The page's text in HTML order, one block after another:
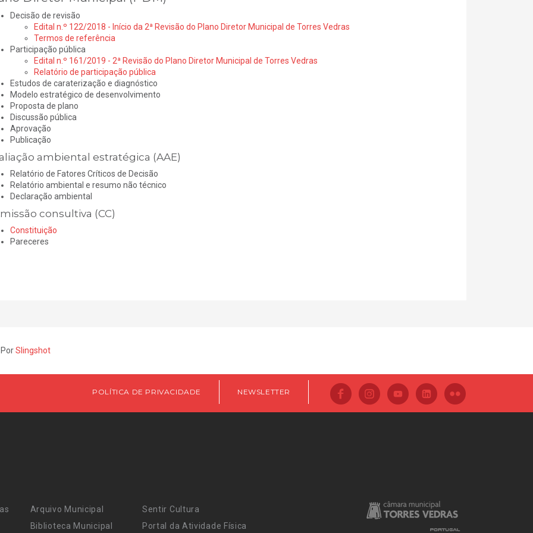
Decisão de revisão
Edital n.º 122/2018 - Início da 2ª Revisão do Plano Diretor Municipal de Torres Vedras
Termos de referência
Participação pública
Edital n.º 161/2019 - 2ª Revisão do Plano Diretor Municipal de Torres Vedras
Relatório de participação pública
Estudos de caraterização e diagnóstico
Modelo estratégico de desenvolvimento
Proposta de plano
Discussão pública
Aprovação
Publicação
ambiental estratégica (AAE)
Relatório de Fatores Críticos de Decisão
Relatório ambiental e resumo não técnico
Declaração ambiental
consultiva (CC)
Constituição
Pareceres
Slingshot
POLÍTICA DE PRIVACIDADE NEWSLETTER
Arquivo Municipal
Biblioteca Municipal
Sentir Cultura
Portal da Atividade Física